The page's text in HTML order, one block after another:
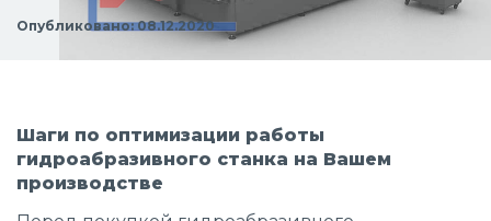
Опубликовано: 08.12.2020
Шаги по оптимизации работы
гидроабразивного станка на Вашем
производстве